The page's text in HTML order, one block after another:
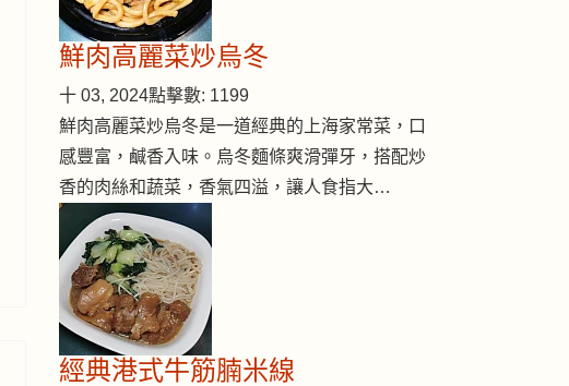
鮮肉高麗菜炒烏冬
十 03, 2024點擊數: 1199
鮮肉高麗菜炒烏冬是一道經典的上海家常菜，口
感豐富，鹹香入味。烏冬麵條爽滑彈牙，搭配炒
香的肉絲和蔬菜，香氣四溢，讓人食指大…
經典港式牛筋腩米線